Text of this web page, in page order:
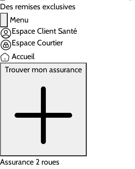
Des remises exclusives
Menu
Espace Client Santé
Espace Courtier
Accueil
Trouver mon assurance
Assurance 2 roues